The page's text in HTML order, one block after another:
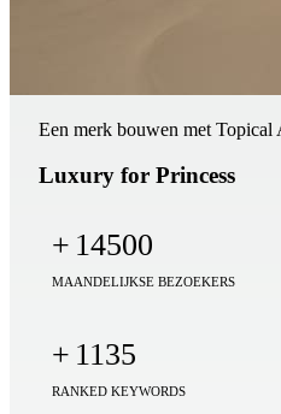
Een merk bouwen met Topical
Luxury for Princess
+ 14500
MAANDELIJKSE BEZOEKERS
+ 1135
RANKED KEYWORDS